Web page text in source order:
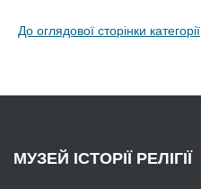
До оглядової сторінки категорії
МУЗЕЙ ІСТОРІЇ РЕЛІГІЇ